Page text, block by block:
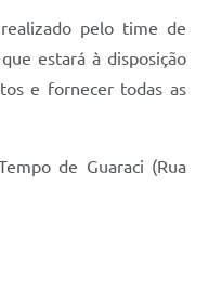
pelo time de
estará à disposição
e fornecer todas as
de Guaraci (Rua